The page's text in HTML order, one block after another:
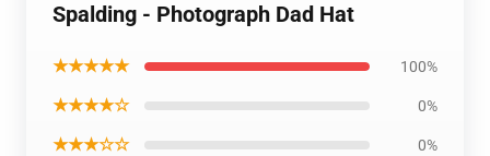
Spalding - Photograph Dad Hat
★★★★★ 100%
★★★★☆ 0%
★★★☆☆ 0%